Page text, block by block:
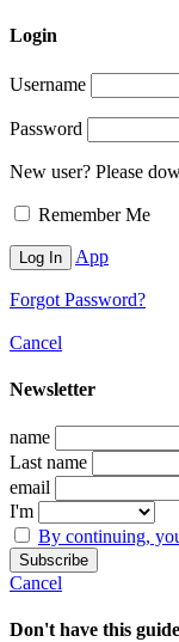
Login
Username
Password
New user? Please
Remember Me
App
Forgot Password?
Cancel
Newsletter
name
Last name
email
I'm
By continuing,
Cancel
Don't have this